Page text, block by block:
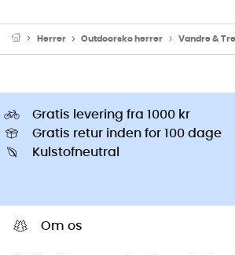
Herrer Outdoorsko herrer Vandre &
Gratis levering fra 1000 kr
Gratis retur inden for 100 dage
Kulstofneutral
Om os